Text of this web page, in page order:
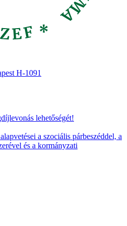
H-1091
lehetőségét!
a szociális párbeszéddel, a
és a kormányzati